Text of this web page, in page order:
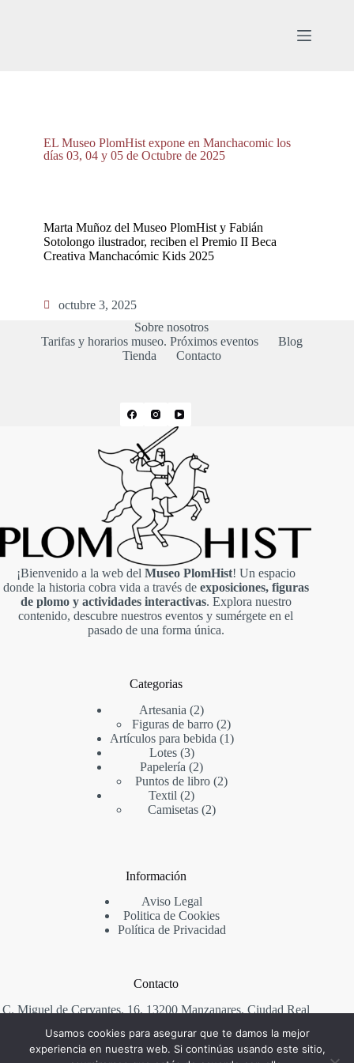
EL Museo PlomHist expone en Manchacomic los
días 03, 04 y 05 de Octubre de 2025
Marta Muñoz del Museo PlomHist y Fabián
Sotolongo ilustrador, reciben el Premio II Beca
Creativa Manchacómic Kids 2025
octubre 3, 2025
Sobre nosotros
Tarifas y horarios museo. Próximos eventos
Blog
Tienda
Contacto
¡Bienvenido a la web del Museo PlomHist! Un espacio
donde la historia cobra vida a través de exposiciones, figuras
de plomo y actividades interactivas. Explora nuestro
contenido, descubre nuestros eventos y sumérgete en el
pasado de una forma única.
Categorias
Artesania
2
Figuras de barro 2
Artículos para bebida 1
Lotes 3
Papelería
2
Puntos de libro 2
Textil
2
Camisetas 2
Información
Aviso Legal
Politica de Cookies
Política de Privacidad
Contacto
C. Miguel de Cervantes, 16, 13200 Manzanares, Ciudad Real
Teléfono:
665 12 77 20
mail: plomhist@gmail.com
Usamos cookies para asegurar que te damos la mejor
experiencia en nuestra web. Si continúas usando este sitio,